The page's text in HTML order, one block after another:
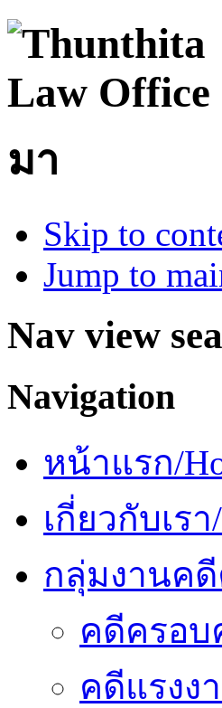
มา
Skip to
Jump to
Nav view
Navigation
หน้าแรก/
เกี่ยวกับเร
กลุ่มงานค
คดีครอบ
คดีแรงง